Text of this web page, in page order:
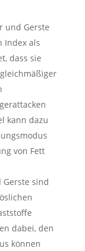
und Gerste
Index als
dass sie
kann dazu
von Fett
Gerste sind
dabei, den
können